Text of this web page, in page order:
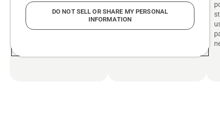
omogućava odličnu
upravljivost i olakšava
kretanje oko manjih
točkovi mašine. BioClip®
rezni sistem kompanije
Husqvarna osigurava
DO NOT SELL OR SHARE MY PERSONAL
INFORMATION